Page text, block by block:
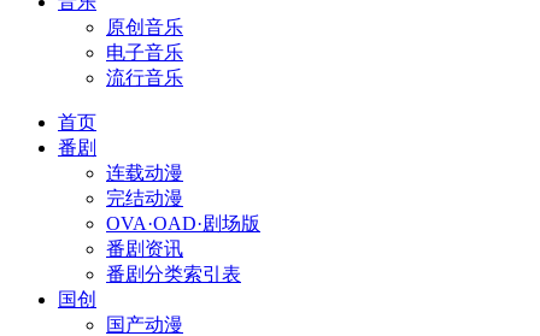
原创音乐
电子音乐
流行音乐
首页
番剧
连载动漫
完结动漫
OVA·OAD·剧场版
番剧资讯
番剧分类索引表
国创
国产动漫